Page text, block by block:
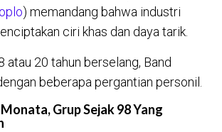
) memandang bahwa industri
ciri khas dan daya tarik.
atau 20 tahun berselang, Band
beberapa pergantian personil.
Grup Sejak 98 Yang